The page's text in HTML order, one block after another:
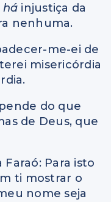
há injustiça da
nenhuma.
me-ei de
misericórdia
do que
de Deus, que
Faraó: Para isto
ti mostrar o
nome seja